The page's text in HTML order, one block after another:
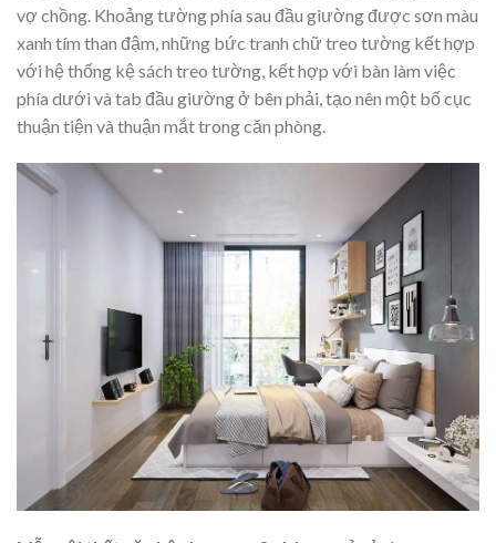
vợ chồng. Khoảng tường phía sau đầu giường được sơn màu
xanh tím than đậm, những bức tranh chữ treo tường kết hợp
với hệ thống kệ sách treo tường, kết hợp với bàn làm việc
phía dưới và tab đầu giường ở bên phải, tạo nên một bố cục
thuận tiện và thuận mắt trong căn phòng.